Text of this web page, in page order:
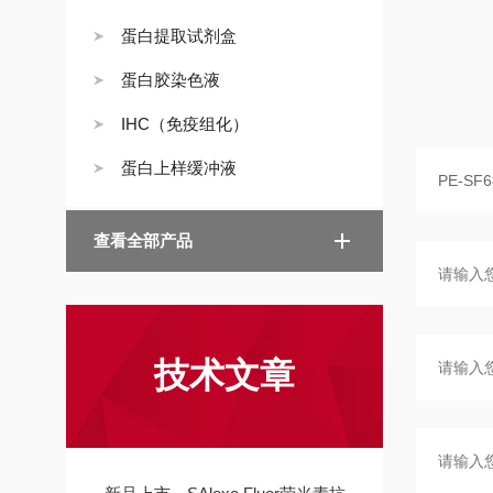
蛋白提取试剂盒
蛋白胶染色液
IHC（免疫组化）
蛋白上样缓冲液
查看全部产品
技术文章